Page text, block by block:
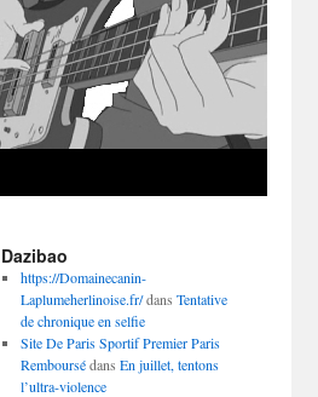
Dazibao
https://Domainecanin-
Laplumeherlinoise.fr/dans Tentative
de chronique en selfie
Site De Paris Sportif Premier Paris
Remboursédans En juillet, tentons
l’ultra-violence